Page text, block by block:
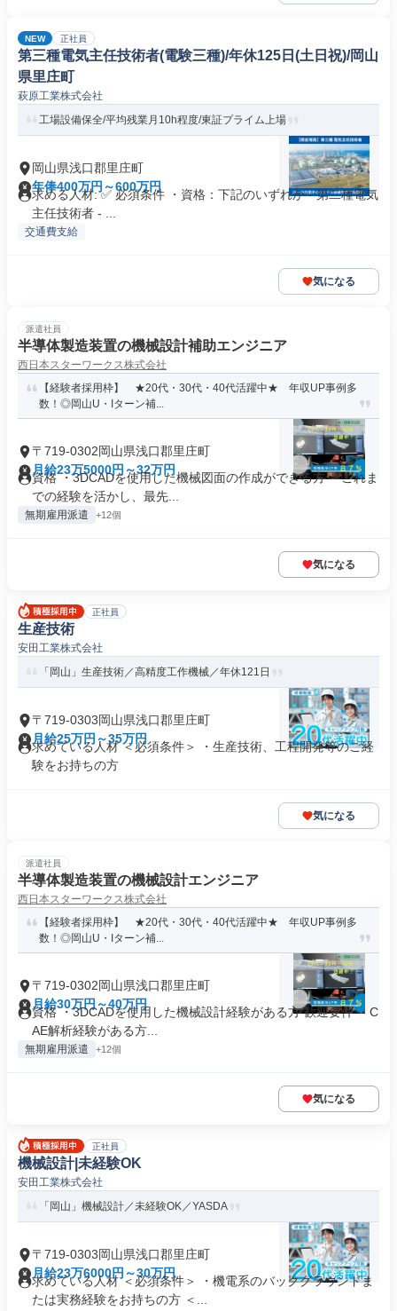
NEW 正社員
第三種電気主任技術者(電験三種)/年休125日(土日祝)/岡山
県里庄町
萩原工業株式会社
工場設備保全/平均残業月10h程度/東証プライム上場
岡山県浅口郡里庄町
年俸400万円～600万円
求める人材: ✅ 必須条件 ・資格：下記のいずれか - 第二種電気
主任技術者 - ...
交通費支給
気になる
派遣社員
半導体製造装置の機械設計補助エンジニア
西日本スターワークス株式会社
【経験者採用枠】 ★20代・30代・40代活躍中★ 年収UP事例多
数！◎岡山U・Iターン補...
〒719-0302岡山県浅口郡里庄町
月給23万5000円～32万円
資格 ・3DCADを使用した機械図面の作成ができる方 「これま
での経験を活かし、最先...
無期雇用派遣 +12個
気になる
正社員
生産技術
安田工業株式会社
「岡山」生産技術／高精度工作機械／年休121日
〒719-0303岡山県浅口郡里庄町
月給25万円～35万円
求めている人材 ＜必須条件＞ ・生産技術、工程開発等のご経
験をお持ちの方
気になる
派遣社員
半導体製造装置の機械設計エンジニア
西日本スターワークス株式会社
【経験者採用枠】 ★20代・30代・40代活躍中★ 年収UP事例多
数！◎岡山U・Iターン補...
〒719-0302岡山県浅口郡里庄町
月給30万円～40万円
資格 ・3DCADを使用した機械設計経験がある方 歓迎要件 ・C
AE解析経験がある方...
無期雇用派遣 +12個
気になる
正社員
機械設計|未経験OK
安田工業株式会社
「岡山」機械設計／未経験OK／YASDA
〒719-0303岡山県浅口郡里庄町
月給23万6000円～30万円
求めている人材 ＜必須条件＞ ・機電系のバックグラウンドま
たは実務経験をお持ちの方 ＜...